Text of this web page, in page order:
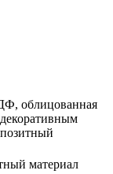
облицованная
материал